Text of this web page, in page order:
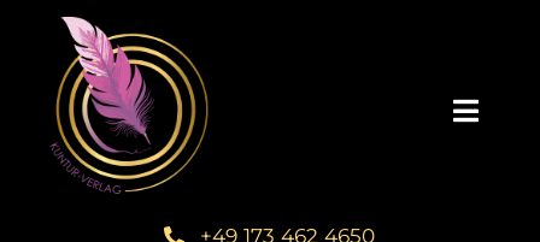
springen
+49 173 462 4650